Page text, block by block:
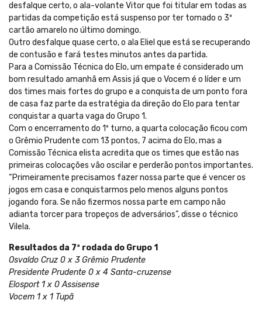
desfalque certo, o ala-volante Vitor que foi titular em todas as
partidas da competição está suspenso por ter tomado o 3º
cartão amarelo no último domingo.
Outro desfalque quase certo, o ala Eliel que está se recuperando
de contusão e fará testes minutos antes da partida.
Para a Comissão Técnica do Elo, um empate é considerado um
bom resultado amanhã em Assis já que o Vocem é o líder e um
dos times mais fortes do grupo e a conquista de um ponto fora
de casa faz parte da estratégia da direção do Elo para tentar
conquistar a quarta vaga do Grupo 1.
Com o encerramento do 1º turno, a quarta colocação ficou com
o Grêmio Prudente com 13 pontos, 7 acima do Elo, mas a
Comissão Técnica elista acredita que os times que estão nas
primeiras colocações vão oscilar e perderão pontos importantes.
“Primeiramente precisamos fazer nossa parte que é vencer os
jogos em casa e conquistarmos pelo menos alguns pontos
jogando fora. Se não fizermos nossa parte em campo não
adianta torcer para tropeços de adversários”, disse o técnico
Vilela.
Resultados da 7ª rodada do Grupo 1
Osvaldo Cruz 0 x 3 Grêmio Prudente
Presidente Prudente 0 x 4 Santa-cruzense
Elosport 1 x 0 Assisense
Vocem 1 x 1 Tupã